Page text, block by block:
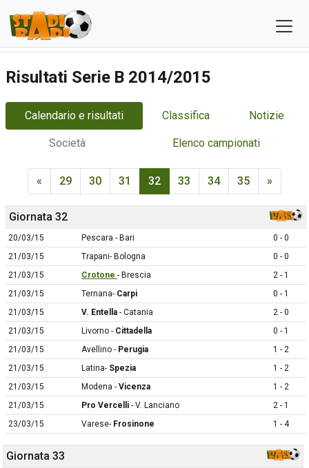
Risultati Serie B 2014/2015
Calendario e risultati Classifica Notizie
Società Elenco campionati
« 29 30 31 32 33 34 35 »
Giornata 32
20/03/15 Pescara - Bari
0 - 0
21/03/15
Trapani- Bologna
0 - 0
21/03/15
Crotone - Brescia
2 - 1
21/03/15
Ternana- Carpi
0 - 1
21/03/15
V. Entella - Catania
2 - 0
21/03/15
Livorno - Cittadella
0 - 1
21/03/15
Avellino - Perugia
1 - 2
21/03/15
Latina- Spezia
1 - 2
21/03/15
Modena - Vicenza
1 - 2
21/03/15
Pro Vercelli - V. Lanciano
2 - 1
23/03/15
Varese- Frosinone 1 - 4
Giornata 33